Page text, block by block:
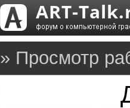
» Просмотр